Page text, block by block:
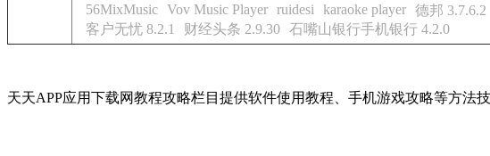
56MixMusic Vov Music Player ruidesi karaoke player 德邦 3.7.6.2
客户无忧 8.2.1
财经头条 2.9.30 石嘴山银行手机银行 4.2.0
天天APP应用下载网教程攻略栏目提供软件使用教程、手机游戏攻略等方法技